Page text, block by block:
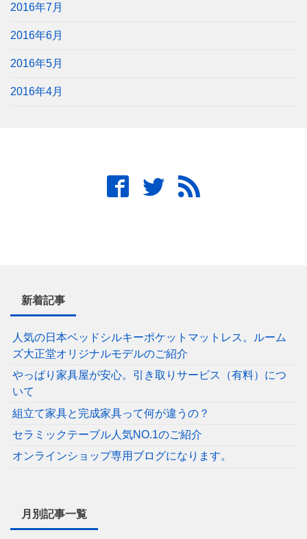
2016年7月
2016年6月
2016年5月
2016年4月
新着記事
人気の日本ベッドシルキーポケットマットレス。ルーム
ズ大正堂オリジナルモデルのご紹介
やっぱり家具屋が安心。引き取りサービス（有料）につ
いて
組立て家具と完成家具って何が違うの？
セラミックテーブル人気NO.1のご紹介
オンラインショップ専用ブログになります。
月別記事一覧